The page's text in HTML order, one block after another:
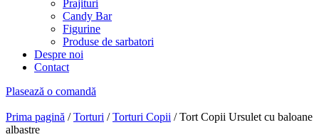
Prajituri
Candy Bar
Figurine
Produse de sarbatori
Despre noi
Contact
Plasează o comandă
Prima pagină /Torturi /Torturi Copii / Tort Copii Ursulet cu baloane
albastre